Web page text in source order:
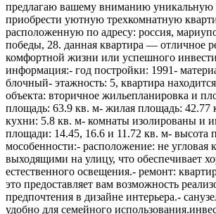
предлагаю вашему вниманию уникальную
приобрести уютную трехкомнатную
расположенную по адресу: россия,
победы, 28. данная квартира — отличное
комфортной жизни или успешного
информация:- год постройки: 1991-
блочный- этажность: 5, квартира
объекта: вторичное жильепланировка и
площадь: 63.9 кв. м- жилая площадь: 42.77
кухни: 5.8 кв. м- комнаты изолированы и
площади: 14.45, 16.6 и 11.72 кв. м- высота
мособенности:- расположение: не угловая
выходящими на улицу, что обеспечивает
естественного освещения.- ремонт:
это предоставляет вам возможность
предпочтения в дизайне интерьера.-
удобно для семейного